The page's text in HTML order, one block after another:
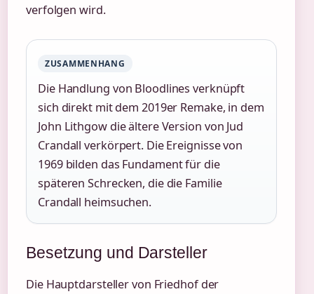
verfolgen wird.
ZUSAMMENHANG
Die Handlung von Bloodlines verknüpft
sich direkt mit dem 2019er Remake, in dem
John Lithgow die ältere Version von Jud
Crandall verkörpert. Die Ereignisse von
1969 bilden das Fundament für die
späteren Schrecken, die die Familie
Crandall heimsuchen.
Besetzung und Darsteller
Die Hauptdarsteller von Friedhof der